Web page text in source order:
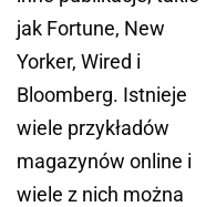
jak Fortune, New
Yorker, Wired i
Bloomberg. Istnieje
wiele przykładów
magazynów online i
wiele z nich można